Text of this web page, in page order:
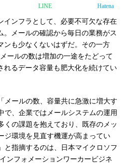
LINE Hatena
ンフラとして、必要不可欠な存在
。メールの確認から毎日の業務がス
ンも少なくないはずだ。その一方
ールの数は増加の一途をたどって
れるデータ容量も肥大化を続けてい
メールの数、容量共に急激に増大す
で、企業ではメールシステムの運用
くの課題を抱えており、既存のメッ
ジ環境を見直す機運が高まってい
と指摘するのは、日本マイクロソフ
インフォメーションワーカービジネ